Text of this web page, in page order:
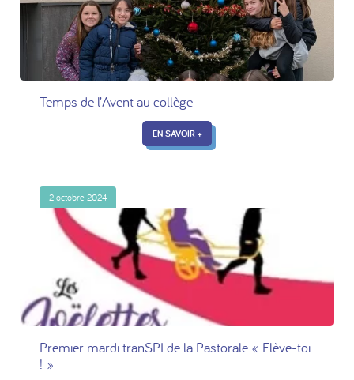
Temps de l’Avent au collège
EN SAVOIR +
2 octobre 2024
Premier mardi tranSPI de la Pastorale « Elève-toi
! »